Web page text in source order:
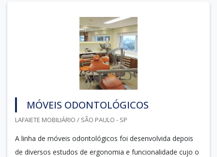
MÓVEIS ODONTOLÓGICOS
LAFAIETE MOBILIÁRIO / SÃO PAULO - SP
A linha de móveis odontológicos foi desenvolvida depois
de diversos estudos de ergonomia e funcionalidade cujo o